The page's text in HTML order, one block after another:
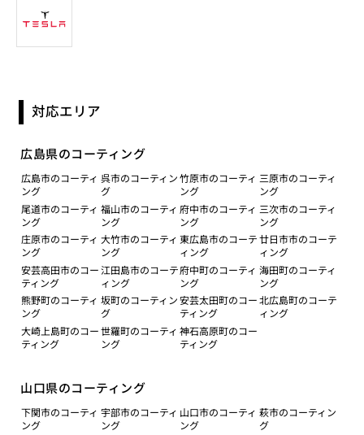
対応エリア
広島県のコーティング
広島市のコーティ
ング
呉市のコーティン
グ
竹原市のコーティ
ング
三原市のコーティ
ング
尾道市のコーティ
ング
福山市のコーティ
ング
府中市のコーティ
ング
三次市のコーティ
ング
庄原市のコーティ
ング
大竹市のコーティ
ング
東広島市のコーテ
ィング
廿日市市のコーテ
ィング
安芸高田市のコー
ティング
江田島市のコーテ
ィング
府中町のコーティ
ング
海田町のコーティ
ング
熊野町のコーティ
ング
坂町のコーティン
グ
安芸太田町のコー
ティング
北広島町のコーテ
ィング
大崎上島町のコー
ティング
世羅町のコーティ
ング
神石高原町のコー
ティング
山口県のコーティング
下関市のコーティ
ング
宇部市のコーティ
ング
山口市のコーティ
ング
萩市のコーティン
グ